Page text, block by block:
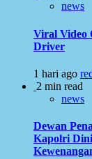
news
Viral Video
Driver
1 hari ago
2 min read
news
Dewan
Kapolri